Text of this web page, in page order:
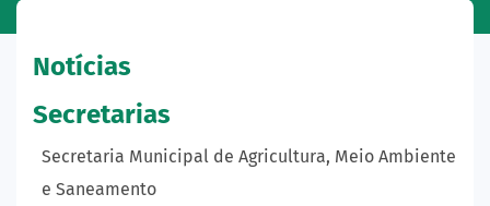
Notícias
Secretarias
Secretaria Municipal de Agricultura, Meio Ambiente
e Saneamento